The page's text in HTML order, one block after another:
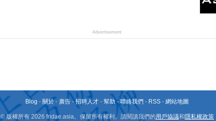
Advertisement
Blog - 關於 - 廣告 -招聘人才 - 幫助- 聯絡我們 - RSS - 網站地圖
© 版權所有 2026 fridae.asia。保留所有權利。請閱讀我們的用戶協議和隱私權政策